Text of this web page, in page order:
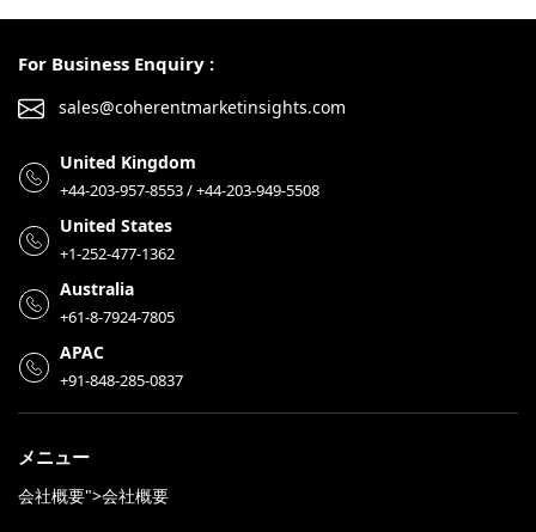
For Business Enquiry :
sales@coherentmarketinsights.com
United Kingdom
+44-203-957-8553 / +44-203-949-5508
United States
+1-252-477-1362
Australia
+61-8-7924-7805
APAC
+91-848-285-0837
メニュー
会社概要">会社概要